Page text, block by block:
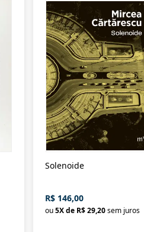
Solenoide
R$ 146,00
ou5X de R$ 29,20sem juros